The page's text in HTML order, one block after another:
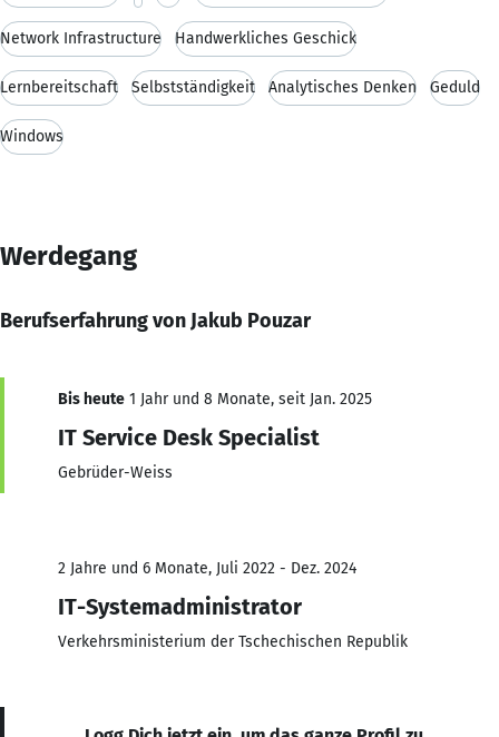
Network Infrastructure Handwerkliches Geschick
Lernbereitschaft Selbstständigkeit Analytisches Denken Geduld
Windows
Werdegang
Berufserfahrung von Jakub Pouzar
Bis heute 1 Jahr und 8 Monate, seit Jan. 2025
IT Service Desk Specialist
Gebrüder-Weiss
2 Jahre und 6 Monate, Juli 2022 - Dez. 2024
IT-Systemadministrator
Verkehrsministerium der Tschechischen Republik